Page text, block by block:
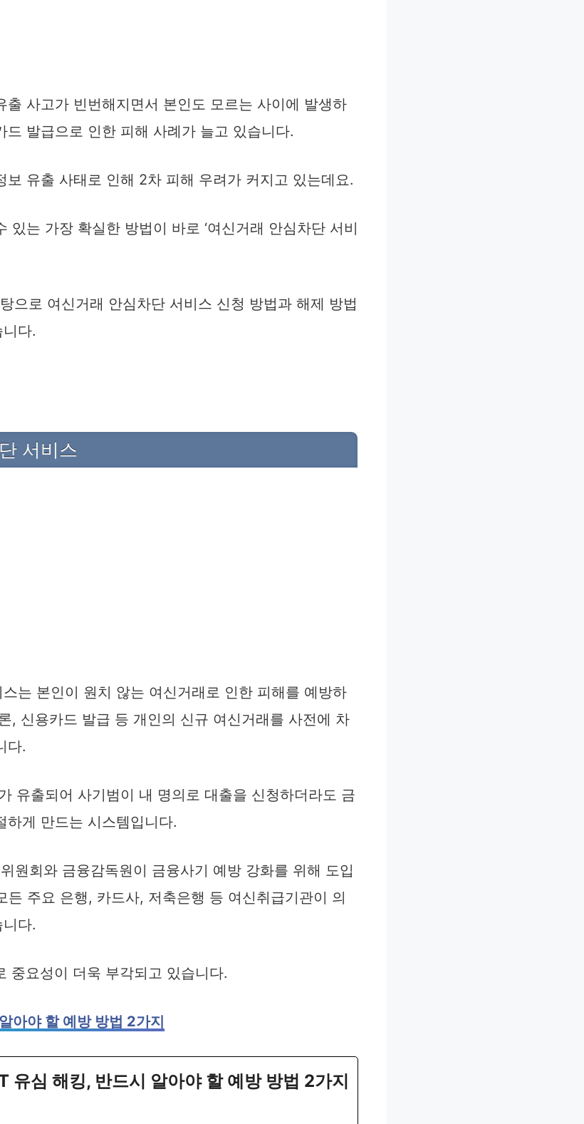
출 사고가 빈번해지면서 본인도 모르는 사이에 발생하
드 발급으로 인한 피해 사례가 늘고 있습니다.
보 유출 사태로 인해 2차 피해 우려가 커지고 있는데요.
있는 가장 확실한 방법이 바로 ‘여신거래 안심차단 서비
으로 여신거래 안심차단 서비스 신청 방법과 해제 방법
다.
서비스
는 본인이 원치 않는 여신거래로 인한 피해를 예방하
, 신용카드 발급 등 개인의 신규 여신거래를 사전에 차
다.
유출되어 사기범이 내 명의로 대출을 신청하더라도 금
하게 만드는 시스템입니다.
원회와 금융감독원이 금융사기 예방 강화를 위해 도입
주요 은행, 카드사, 저축은행 등 여신취급기관이 의
다.
중요성이 더욱 부각되고 있습니다.
아야 할 예방 방법 2가지
유심 해킹, 반드시 알아야 할 예방 방법 2가지